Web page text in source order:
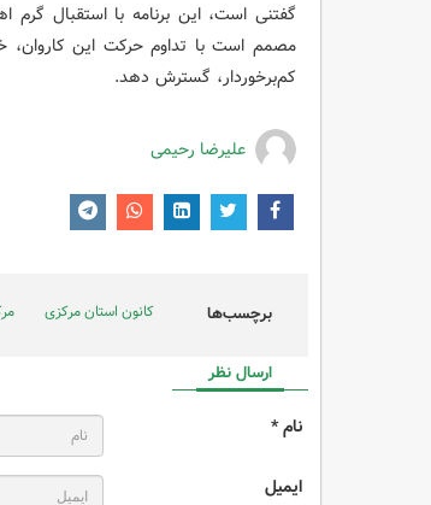
گفتنی است، این برنامه با استقبال گرم
مصمم است با تداوم حرکت این کاروان،
کم‌برخوردار، گسترش دهد.
علیرضا رحیمی
برچسب‌ها کانون استان مرکزی
ارسال نظر
نام *
ایمیل